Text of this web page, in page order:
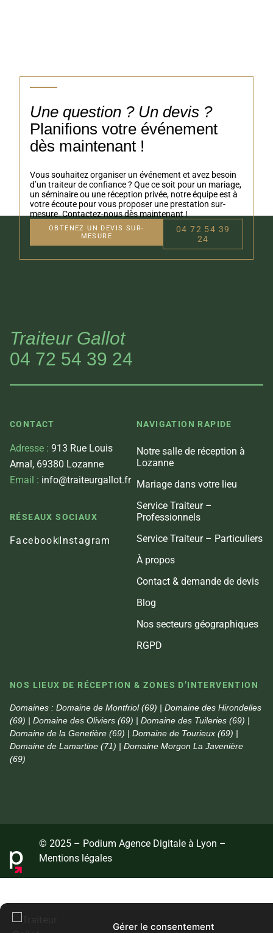
Gérer le consentement
Une question ? Un devis ?
Planifions votre événement
dès maintenant !
Vous souhaitez organiser un événement et avez besoin
d’un traiteur de confiance ? Que ce soit pour un mariage,
un séminaire ou une réception privée, notre équipe est à
votre écoute pour vous proposer une prestation sur-
mesure. Contactez-nous dès maintenant !
OBTENEZ UN DEVIS SUR-
MESURE
04 72 54 39
24
Traiteur Gallot
04 72 54 39 24
CONTACT
Adresse : 913 Rue Louis
Arnal, 69380 Lozanne
Email : info@traiteurgallot.fr
RÉSEAUX SOCIAUX
FacebookInstagram
NAVIGATION RAPIDE
Notre salle de réception à
Lozanne
Mariage dans votre lieu
Service Traiteur –
Professionnels
Service Traiteur – Particuliers
À propos
Contact & demande de devis
Blog
Nos secteurs géographiques
RGPD
NOS LIEUX DE RÉCEPTION & ZONES D’INTERVENTION
Domaines : Domaine de Montfriol (69) | Domaine des Hirondelles
(69) | Domaine des Oliviers (69) | Domaine des Tuileries (69) |
Domaine de la Genetière (69) | Domaine de Tourieux (69) |
Domaine de Lamartine (71) | Domaine Morgon La Javenière
(69)
© 2025 – Podium Agence Digitale à Lyon –
Mentions légales